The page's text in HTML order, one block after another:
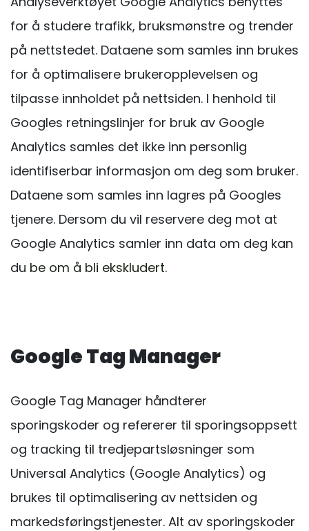
for å studere trafikk, bruksmønstre og trender
på nettstedet. Dataene som samles inn brukes
for å optimalisere brukeropplevelsen og
tilpasse innholdet på nettsiden. I henhold til
Googles retningslinjer for bruk av Google
Analytics samles det ikke inn personlig
identifiserbar informasjon om deg som bruker.
Dataene som samles inn lagres på Googles
tjenere. Dersom du vil reservere deg mot at
Google Analytics samler inn data om deg kan
du be om å bli ekskludert.
Google Tag Manager
Google Tag Manager håndterer
sporingskoder og refererer til sporingsoppsett
og tracking til tredjepartsløsninger som
Universal Analytics (Google Analytics) og
brukes til optimalisering av nettsiden og
markedsføringstjenester. Alt av sporingskoder